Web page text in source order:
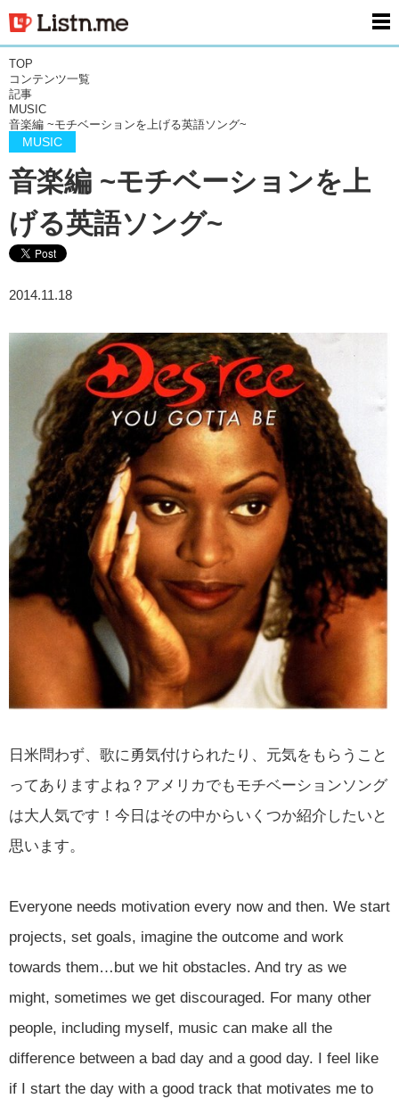
TOP
コンテンツ一覧
記事
MUSIC
音楽編 ~モチベーションを上げる英語ソング~
MUSIC
音楽編 ~モチベーションを上
げる英語ソング~
2014.11.18
日米問わず、歌に勇気付けられたり、元気をもらうこと
ってありますよね？アメリカでもモチベーションソング
は大人気です！今日はその中からいくつか紹介したいと
思います。
Everyone needs motivation every now and then. We start
projects, set goals, imagine the outcome and work
towards them…but we hit obstacles. And try as we
might, sometimes we get discouraged. For many other
people, including myself, music can make all the
difference between a bad day and a good day. I feel like
if I start the day with a good track that motivates me to